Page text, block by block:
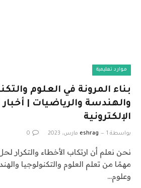
موارد تعليمية
بناء المرونة في العلوم
والهندسة والرياضيات |
الإلكترونية
بواسطة eshrag 1 مارس، 2023 0
نحن نعلم أن ارتكاب الأخطاء والتكرار
مهمًا من تعلم العلوم والتكنولوجيا
وعلوم…